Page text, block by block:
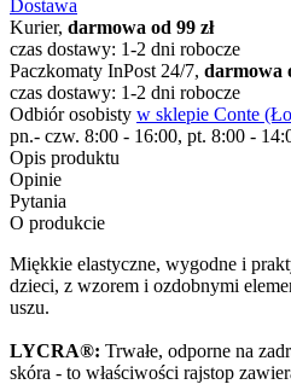
Dostawa
Kurier, darmowa od 99 zł
czas dostawy: 1-2 dni robocze
Paczkomaty InPost 24/7, darmowa
czas dostawy: 1-2 dni robocze
Odbiór osobisty w sklepie Conte
pn.- czw. 8:00 - 16:00, pt. 8:00 -
Opis produktu
Opinie
Pytania
O produkcie
Miękkie elastyczne, wygodne i
dzieci, z wzorem i ozdobnymi
uszu.
LYCRA®: Trwałe, odporne na
skóra - to właściwości rajstop